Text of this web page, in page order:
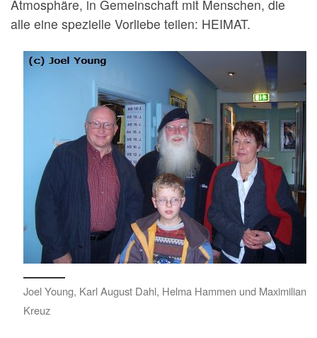
Atmosphäre, in Gemeinschaft mit Menschen, die
alle eine spezielle Vorliebe teilen: HEIMAT.
Joel Young, Karl August Dahl, Helma Hammen und Maximilian
Kreuz